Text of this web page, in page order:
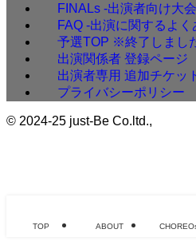
FINALs -出演者向け大
FAQ -出演に関するよ
予選TOP ※終了しまし
出演関係者 登録ページ
出演者専用 追加チケッ
プライバシーポリシー
© 2024-25 just-Be Co.ltd.,
TOP ABOUT